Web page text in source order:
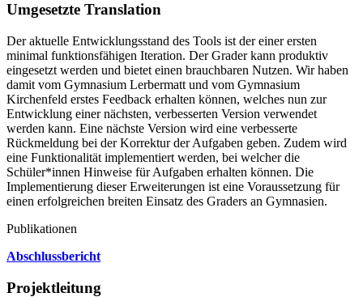
Umgesetzte Translation
Der aktuelle Entwicklungsstand des Tools ist der einer ersten
minimal funktionsfähigen Iteration. Der Grader kann produktiv
eingesetzt werden und bietet einen brauchbaren Nutzen. Wir haben
damit vom Gymnasium Lerbermatt und vom Gymnasium
Kirchenfeld erstes Feedback erhalten können, welches nun zur
Entwicklung einer nächsten, verbesserten Version verwendet
werden kann. Eine nächste Version wird eine verbesserte
Rückmeldung bei der Korrektur der Aufgaben geben. Zudem wird
eine Funktionalität implementiert werden, bei welcher die
Schüler*innen Hinweise für Aufgaben erhalten können. Die
Implementierung dieser Erweiterungen ist eine Voraussetzung für
einen erfolgreichen breiten Einsatz des Graders an Gymnasien.
Publikationen
Abschlussbericht
Projektleitung